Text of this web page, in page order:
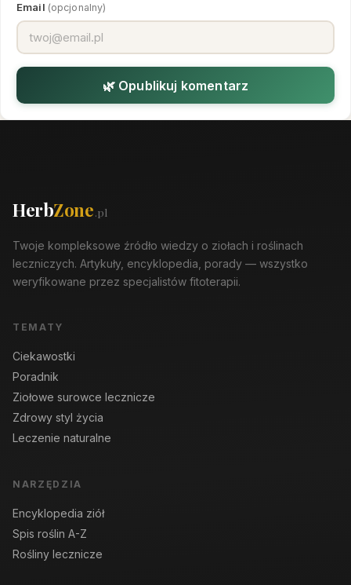
Email (opcjonalny)
🌿 Opublikuj komentarz
HerbZone.pl
Twoje kompleksowe źródło wiedzy o ziołach i roślinach
leczniczych. Artykuły, encyklopedia, porady — wszystko
weryfikowane przez specjalistów fitoterapii.
TEMATY
Ciekawostki
Poradnik
Ziołowe surowce lecznicze
Zdrowy styl życia
Leczenie naturalne
NARZĘDZIA
Encyklopedia ziół
Spis roślin A-Z
Rośliny lecznicze